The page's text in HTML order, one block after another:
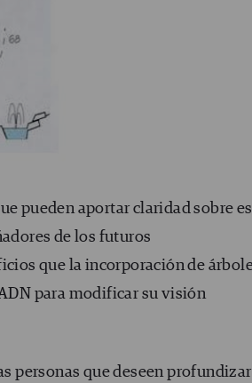
pueden aportar claridad sobre
de los futuros
que la incorporación de
para modificar su visión
personas que deseen profundizar